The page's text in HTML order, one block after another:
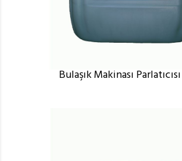
Bulaşık Makinası